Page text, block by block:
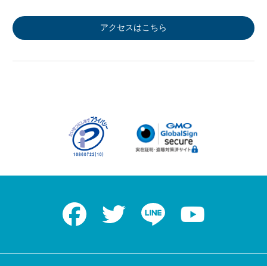
アクセスはこちら
Facebook Twitter LINE